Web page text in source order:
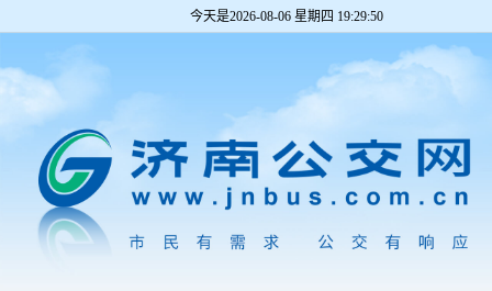
今天是2026-08-06 星期四 19:29:50